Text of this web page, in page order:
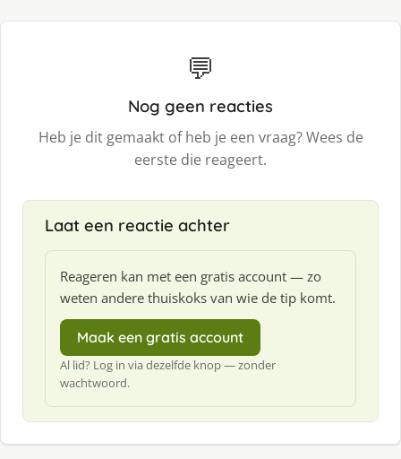
💬
Nog geen reacties
Heb je dit gemaakt of heb je een vraag? Wees de
eerste die reageert.
Laat een reactie achter
Reageren kan met een gratis account — zo
weten andere thuiskoks van wie de tip komt.
Maak een gratis account
Al lid? Log in via dezelfde knop — zonder
wachtwoord.